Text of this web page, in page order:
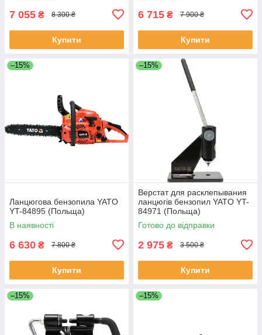
7 055 ₴ 8 300 ₴
Купити
6 715 ₴ 7 900 ₴
Купити
–15%
Ланцюгова бензопила YATO
YT-84895 (Польща)
В наявності
6 630 ₴ 7 800 ₴
Купити
–15%
Верстат для расклепывания
ланцюгів бензопил YATO YT-
84971 (Польща)
Готово до відправки
2 975 ₴ 3 500 ₴
Купити
–15% –15%